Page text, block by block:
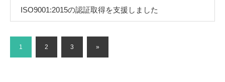
ISO9001:2015の認証取得を支援しました
1 2 3 »